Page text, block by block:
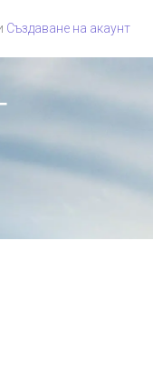
Създаване на акаунт